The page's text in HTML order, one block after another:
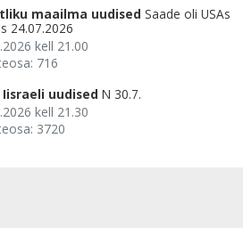
maailma uudised Saade oli USAs
24.07.2026
kell 21.00
716
Iisraeli uudised N 30.7.
kell 21.30
3720